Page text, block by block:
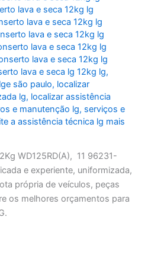
lava e seca 12kg lg
lava e seca 12kg lg
lava e seca 12kg lg
lava e seca 12kg lg
lava e seca 12kg lg
lava e seca lg 12kg lg,
lge são paulo, localizar
lg, localizar assistência
e manutenção lg, serviços e
a assistência técnica lg mais
WD125RD(A), 11 96231-
e experiente, uniformizada,
própria de veículos, peças
os melhores orçamentos para